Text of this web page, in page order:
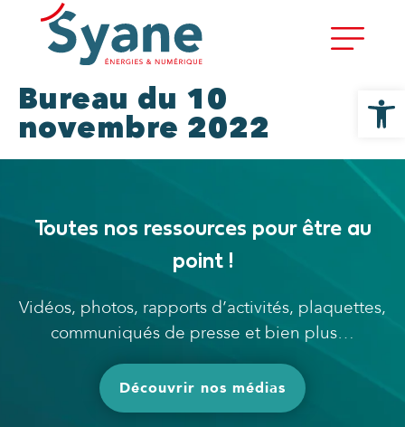
Bureau du 10
novembre 2022
Toutes nos ressources pour être au
point !
Vidéos, photos, rapports d’activités, plaquettes,
communiqués de presse et bien plus…
Découvrir nos médias
Ouvrir